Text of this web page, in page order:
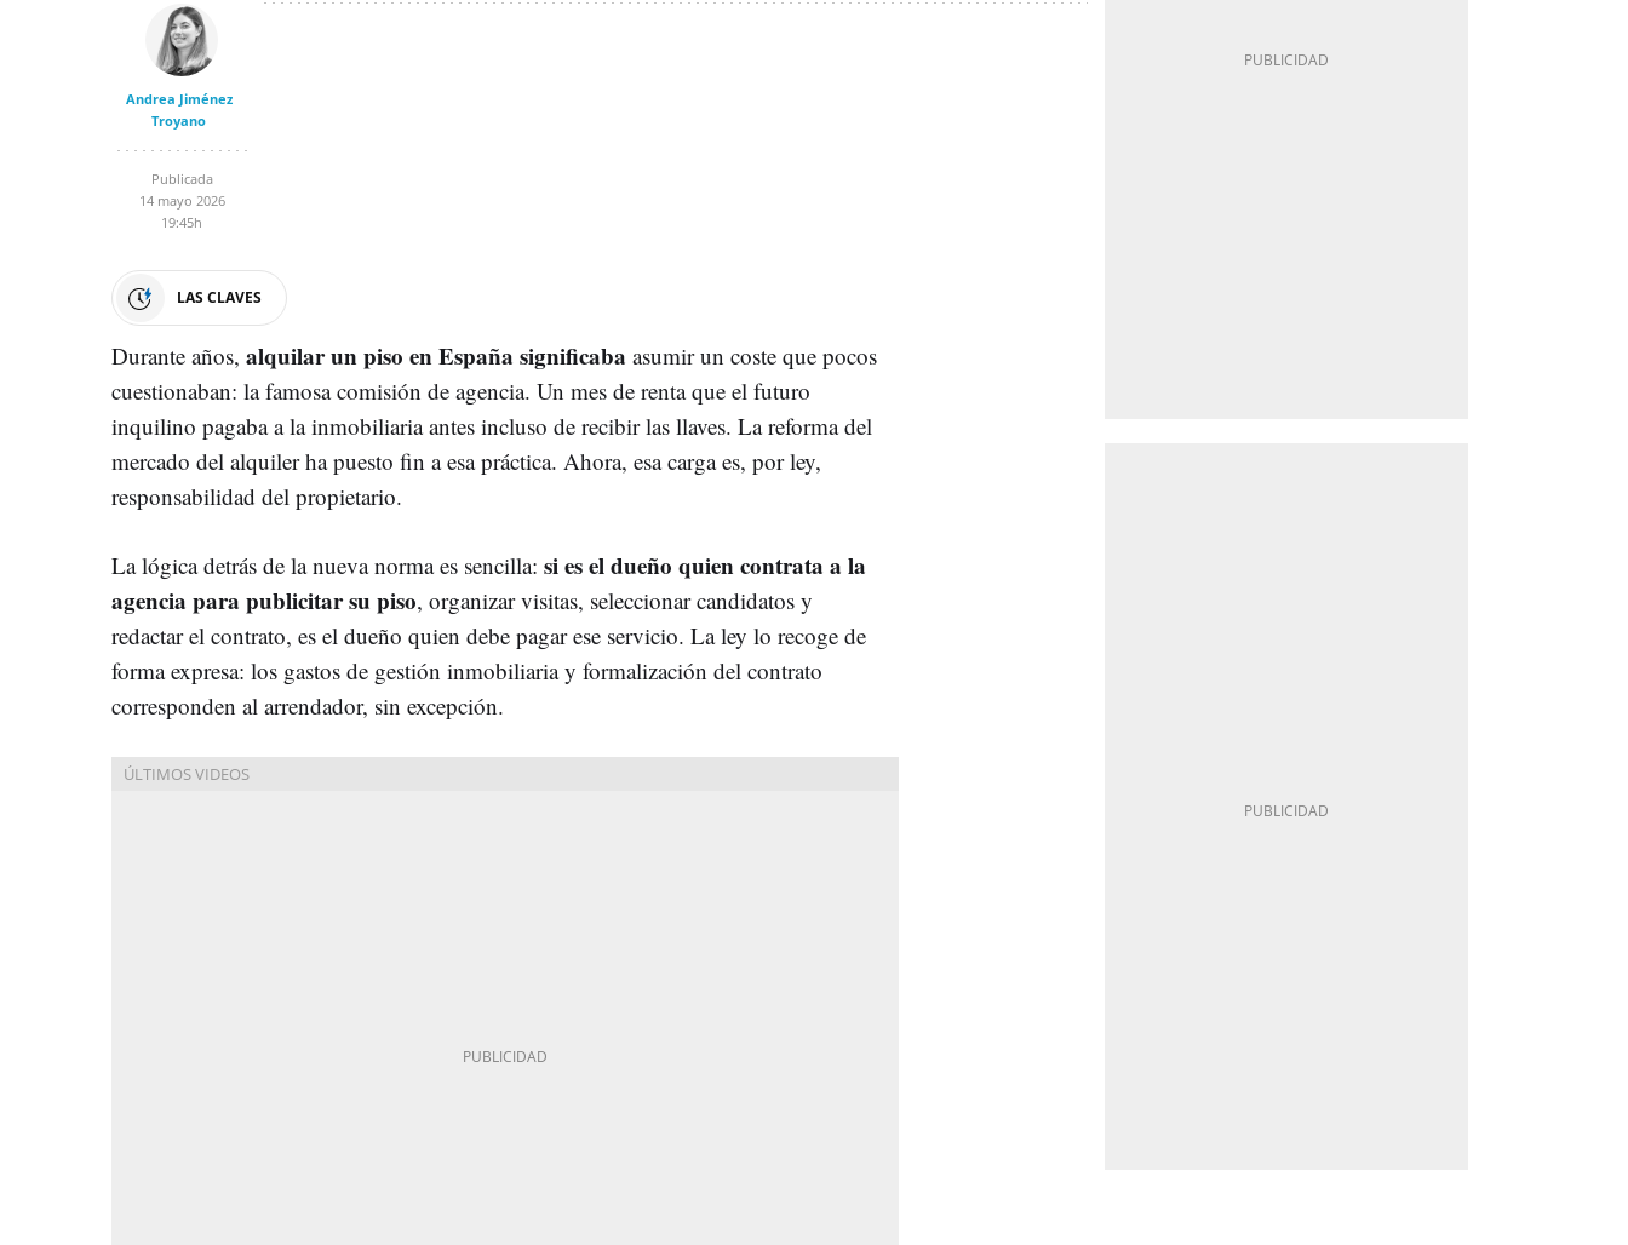
Andrea Jiménez
Troyano
Publicada
14 mayo 2026
19:45h
LAS CLAVES
Durante años, alquilar un piso en España significaba asumir un coste que pocos
cuestionaban: la famosa comisión de agencia. Un mes de renta que el futuro
inquilino pagaba a la inmobiliaria antes incluso de recibir las llaves. La reforma del
mercado del alquiler ha puesto fin a esa práctica. Ahora, esa carga es, por ley,
responsabilidad del propietario.
La lógica detrás de la nueva norma es sencilla: si es el dueño quien contrata a la
agencia para publicitar su piso, organizar visitas, seleccionar candidatos y
redactar el contrato, es el dueño quien debe pagar ese servicio. La ley lo recoge de
forma expresa: los gastos de gestión inmobiliaria y formalización del contrato
corresponden al arrendador, sin excepción.